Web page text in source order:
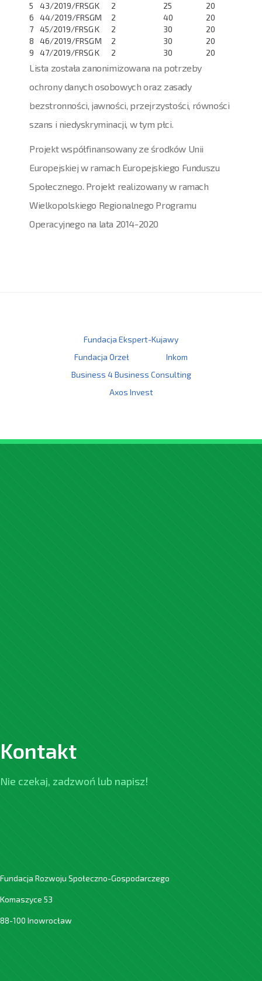
5
43/2019/FRSGK 2 25
20
6
44/2019/FRSGM 2 40
20
7
45/2019/FRSGK 2 30
20
8
46/2019/FRSGM 2 30
20
9
47/2019/FRSGK 2 30 20
Lista została zanonimizowana na potrzeby
ochrony danych osobowych oraz zasady
bezstronności, jawności, przejrzystości, równości
szans i niedyskryminacji, w tym płci.
Projekt współfinansowany ze środków Unii
Europejskiej w ramach Europejskiego Funduszu
Społecznego. Projekt realizowany w ramach
Wielkopolskiego Regionalnego Programu
Operacyjnego na lata 2014-2020
Fundacja Ekspert-Kujawy
Fundacja Orzeł
Inkom
Business 4 Business Consulting
Axos Invest
Kontakt
Nie czekaj, zadzwoń lub napisz!
Fundacja Rozwoju Społeczno-Gospodarczego
Komaszyce 53
88-100 Inowrocław